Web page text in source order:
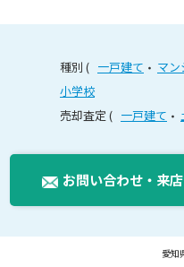
種別 一戸建て マン
小学校
売却査定
一戸建て
お問い合わせ・ 来
愛知